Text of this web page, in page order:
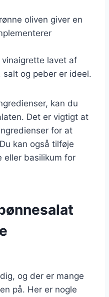
oliven giver en
vinaigrette lavet af
og peber er ideel.
kan du
Det er vigtigt at
for at
kan også tilføje
eller basilikum for
og der er mange
på. Her er nogle